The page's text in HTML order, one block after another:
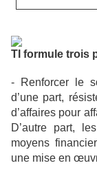
TI formule trois
- Renforcer le
d’une part,
d’affaires pour
D’autre part,
moyens
une mise en